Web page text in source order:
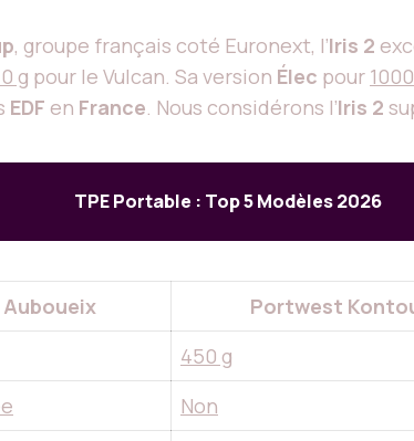
, groupe français coté Euronext, l’Iris 2
g pour le Vulcan. Sa version Élec pour
EDF en France. Nous considérons l’Iris 2
TPE Portable : Top 5 Modèles 2026
Auboueix Portwest
450 g
Non